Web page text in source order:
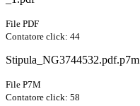
File PDF
Contatore click: 44
Stipula_NG3744532.pdf.p7m
File P7M
Contatore click: 58